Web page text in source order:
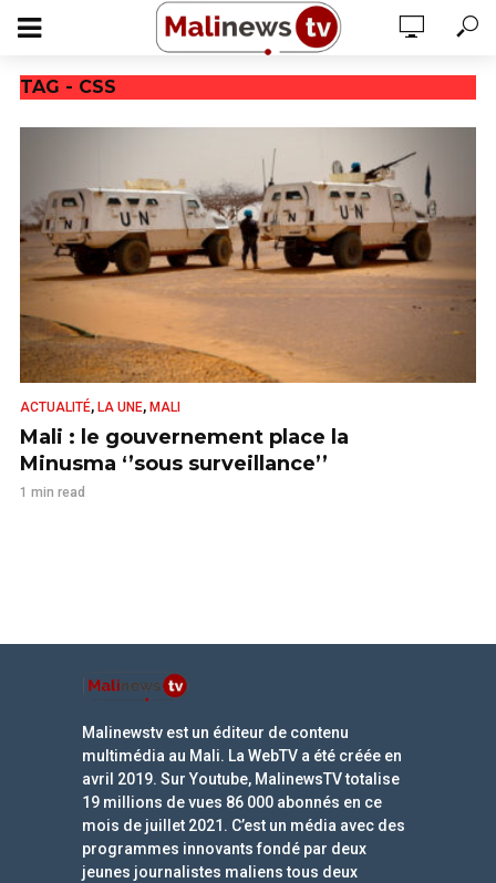
TAG - CSS
ACTUALITÉ, LA UNE, MALI
Mali : le gouvernement place la
Minusma ‘’sous surveillance’’
1 min read
Malinewstv est un éditeur de contenu
multimédia au Mali. La WebTV a été créée en
avril 2019. Sur Youtube, MalinewsTV totalise
19 millions de vues 86 000 abonnés en ce
mois de juillet 2021. C’est un média avec des
programmes innovants fondé par deux
jeunes journalistes maliens tous deux